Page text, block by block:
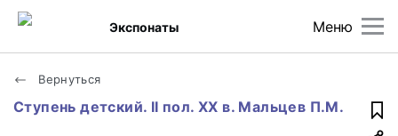
Меню
Экспонаты
Вернуться
Ступень детский. II пол. XX в. Мальцев П.М.